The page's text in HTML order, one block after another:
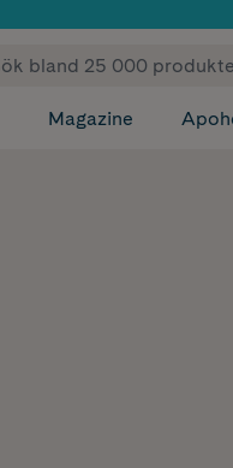
Magazine